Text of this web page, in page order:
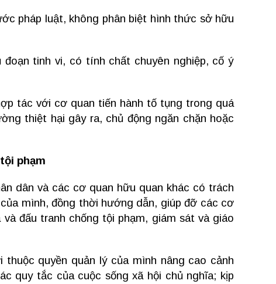
pháp luật, không phân biệt hình thức sở hữu
tinh vi, có tính chất chuyên nghiệp, cố ý
tác với cơ quan tiến hành tố tụng trong quá
thiệt hại gây ra, chủ động ngăn chặn hoặc
phạm
dân và các cơ quan hữu quan khác có trách
mình, đồng thời hướng dẫn, giúp đỡ các cơ
đấu tranh chống tội phạm, giám sát và giáo
quyền quản lý của mình nâng cao cảnh
quy tắc của cuộc sống xã hội chủ nghĩa; kịp